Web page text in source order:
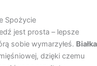
Spożycie
jest prosta – lepsze
sobie wymarzyłeś. Białka
dzięki czemu